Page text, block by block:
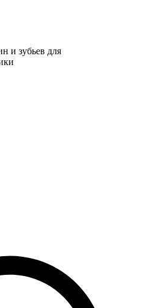
и зубьев для